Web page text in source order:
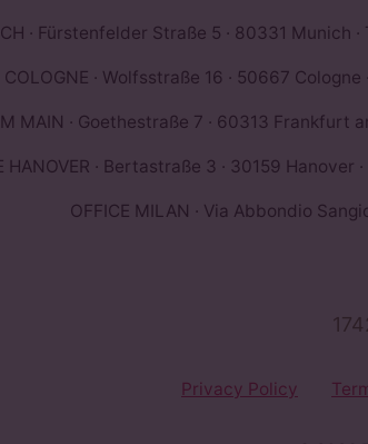
· Fürstenfelder Straße 5 · 80331 Munich ·
COLOGNE · Wolfsstraße 16 · 50667 Cologne
MAIN · Goethestraße 7 · 60313 Frankfurt
HANOVER · Bertastraße 3 · 30159 Hanover
OFFICE MILAN · Via Abbondio
Privacy Policy